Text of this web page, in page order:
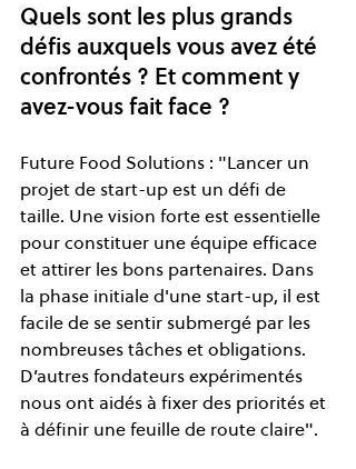
Quels sont les plus grands
défis auxquels vous avez été
confrontés ? Et comment y
avez-vous fait face ?
Future Food Solutions : "Lancer un
projet de start-up est un défi de
taille. Une vision forte est essentielle
pour constituer une équipe efficace
et attirer les bons partenaires. Dans
la phase initiale d'une start-up, il est
facile de se sentir submergé par les
nombreuses tâches et obligations.
D’autres fondateurs expérimentés
nous ont aidés à fixer des priorités et
à définir une feuille de route claire".